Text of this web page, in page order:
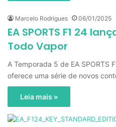
Marcelo Rodrigues 06/01/2025
EA SPORTS F1 24
Todo Vapor
A Temporada 5 de EA SPORTS
oferece uma série de novos
Leia mais »